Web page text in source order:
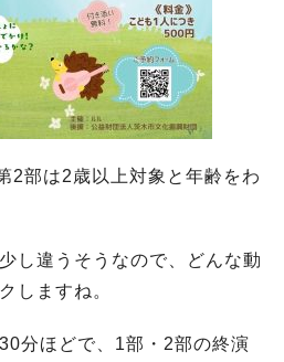
2部は2歳以上対象と年齢をわ
し違うそうなので、どんな動
しますね。
分ほどで、1部・2部の終演